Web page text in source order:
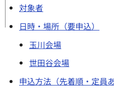
対象者
日時・場所（要申込）
玉川会場
世田谷会場
申込方法（先着順・定員あ